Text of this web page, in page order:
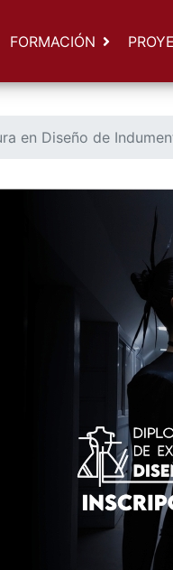
FORMACIÓN
en Diseño de